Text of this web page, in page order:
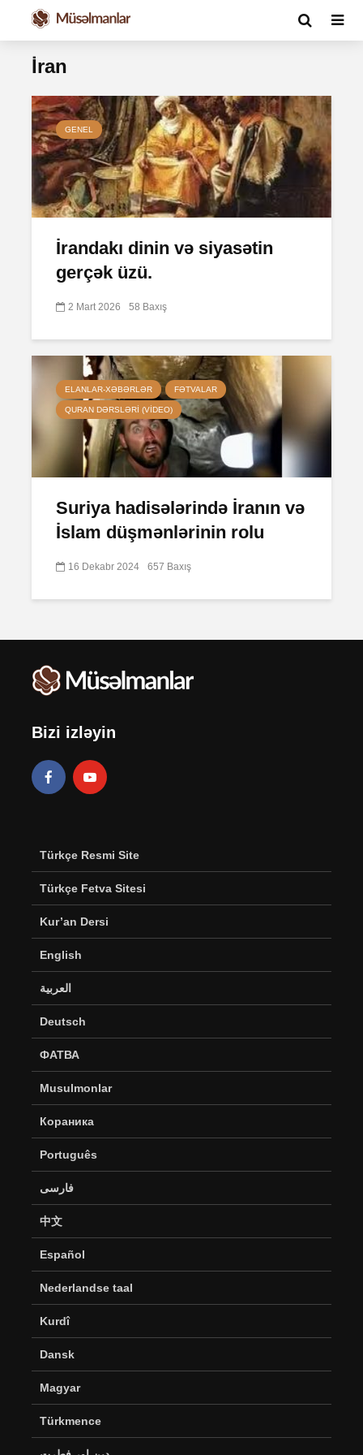
İran
GENEL
İrandakı dinin və siyasətin
gerçək üzü.
2 Mart 2026 58 Baxış
ELANLAR-XƏBƏRLƏR FƏTVALAR
QURAN DƏRSLƏRI (VIDEO)
Suriya hadisələrində İranın və
İslam düşmənlərinin rolu
16 Dekabr 2024 657 Baxış
Bizi izləyin
Türkçe Resmi Site
Türkçe Fetva Sitesi
Kur’an Dersi
English
العربية
Deutsch
ФАТВА
Musulmonlar
Кораника
Português
فارسی
中文
Español
Nederlandse taal
Kurdî
Dansk
Magyar
Türkmence